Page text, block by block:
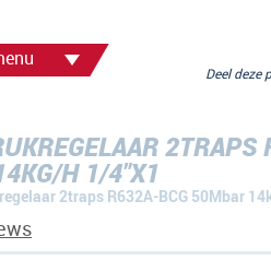
H 1/4"X1
2traps R632A-BCG 50Mbar
Deel